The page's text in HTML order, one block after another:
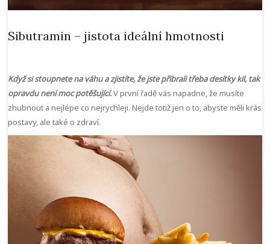
Sibutramin – jistota ideální hmotnosti
Když si stoupnete na váhu a zjistíte, že jste přibrali třeba desítky kil, tak to
opravdu není moc potěšující.V první řadě vás napadne, že musíte
zhubnout a nejlépe co nejrychleji. Nejde totiž jen o to, abyste měli
postavy, ale také o zdraví.